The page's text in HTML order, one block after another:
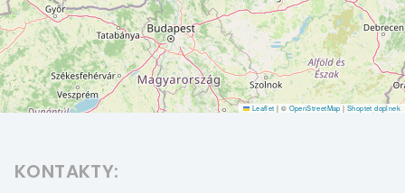
Leaflet | © OpenStreetMap | Shoptet doplnek
KONTAKTY: